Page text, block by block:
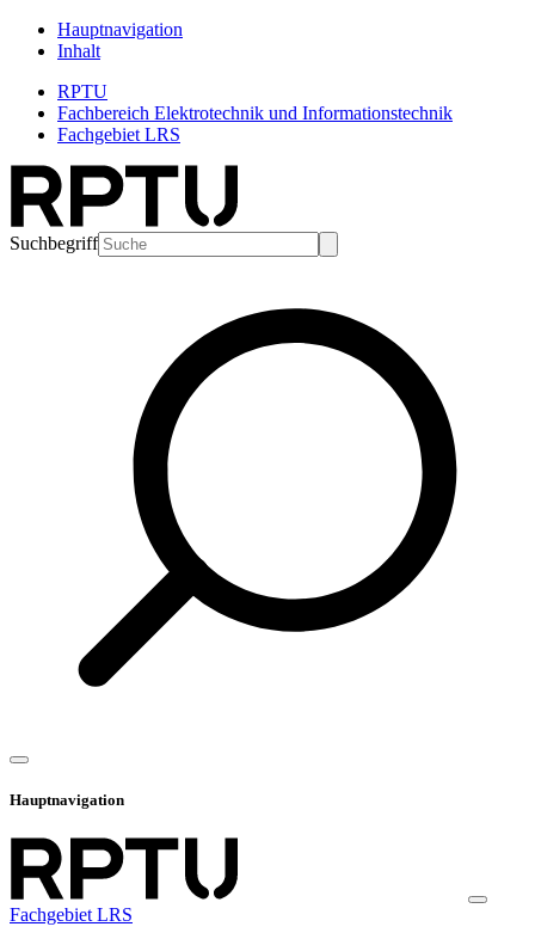
Hauptnavigation
Inhalt
RPTU
Fachbereich Elektrotechnik und Informationstechnik
Fachgebiet LRS
Suchbegriff
Hauptnavigation
Fachgebiet LRS